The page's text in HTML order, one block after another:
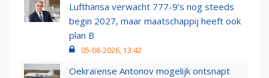
Lufthansa verwacht 777-9’s nog steeds
begin 2027, maar maatschappij heeft ook
plan B
05-08-2026, 13:42
Oekraïense Antonov mogelijk ontsnapt